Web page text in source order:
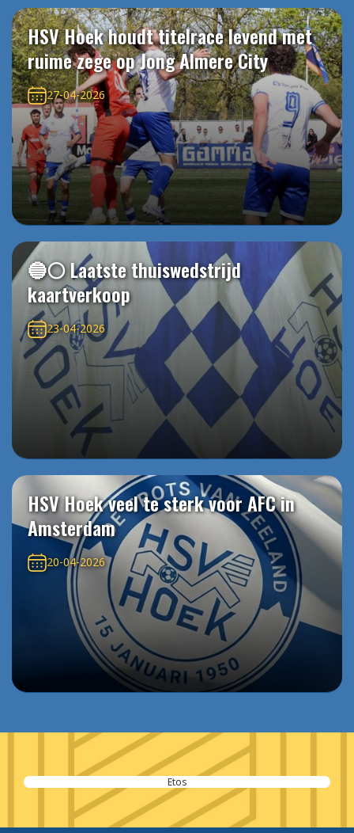
HSV Hoek houdt titelrace levend met
ruime zege op Jong Almere City
27-04-2026
🔵⚪️ Laatste thuiswedstrijd
kaartverkoop
23-04-2026
HSV Hoek veel te sterk voor AFC in
Amsterdam
20-04-2026
Etos